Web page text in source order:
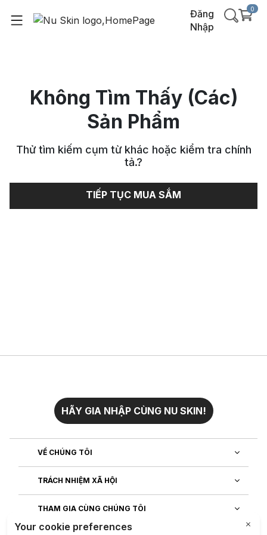
Đăng
Nhập
0
Không Tìm Thấy (Các)
Sản Phẩm
Thử tìm kiếm cụm từ khác hoặc kiểm tra chính
tả.?
TIẾP TỤC MUA SẮM
HÃY GIA NHẬP CÙNG NU SKIN!
VỀ CHÚNG TÔI
TRÁCH NHIỆM XÃ HỘI
THAM GIA CÙNG CHÚNG TÔI